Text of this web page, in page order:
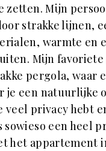
zetten. Mijn
strakke lijnen,
warmte en
Mijn
pergola, waar
je een natuurlijke
veel privacy hebt
sowieso een heel
het appartement